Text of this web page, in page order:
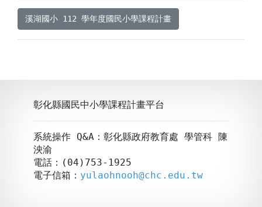
溪湖國小 112 學年度國民小學課程計畫
彰化縣國民中小學課程計畫平台
系統操作 Q&A：彰化縣政府教育處 學管科 陳
泱渝
電話：(04)753-1925
電子信箱： yulaohnooh@chc.edu.tw